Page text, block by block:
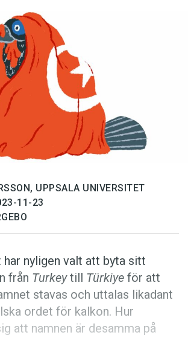
digitalt
UPPSALA UNIVERSITET
11-23
har nyligen valt att byta sitt
från Turkeytill Türkiye för att
stavas och uttalas likadant
ordet för kalkon. Hur
att namnen är desamma på